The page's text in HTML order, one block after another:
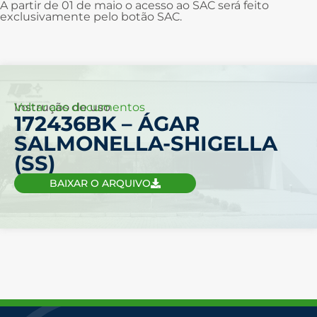
A partir de 01 de maio o acesso ao SAC será feito
exclusivamente pelo botão SAC.
Voltar aos documentos
Instrução de uso
172436BK – ÁGAR
SALMONELLA-SHIGELLA
(SS)
BAIXAR O ARQUIVO